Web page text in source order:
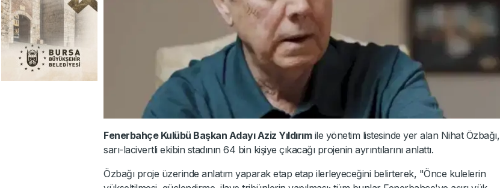
Fenerbahçe Kulübü Başkan Adayı Aziz Yıldırımile yönetim listesinde yer alan Nihat Özbağı,
sarı-lacivertli ekibin stadının 64 bin kişiye çıkacağı projenin ayrıntılarını anlattı.
Özbağı proje üzerinde anlatım yaparak etap etap ilerleyeceğini belirterek, "Önce kulelerin